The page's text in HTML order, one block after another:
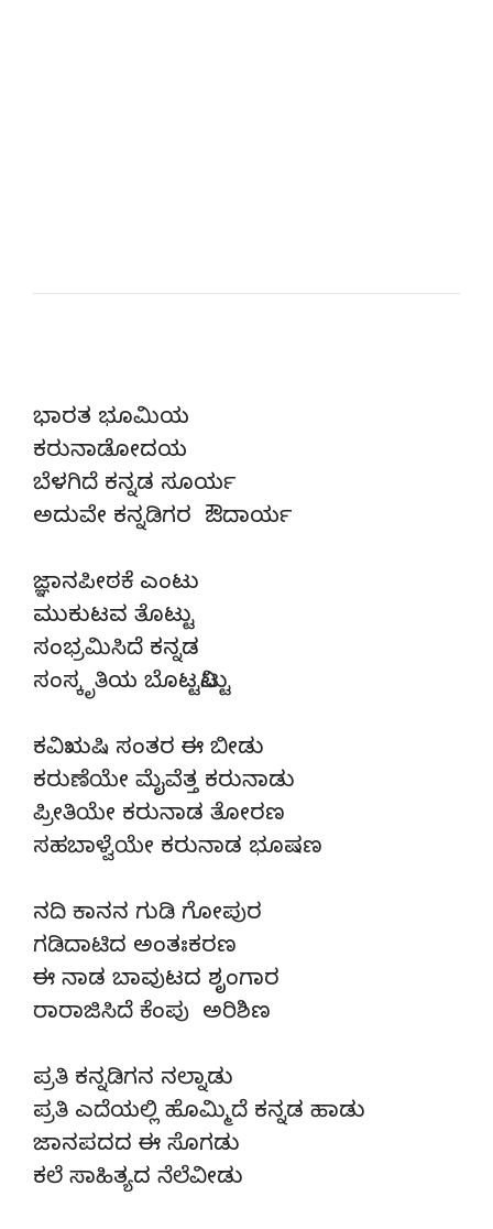
ಭಾರತ ಭೂಮಿಯ
ಕರುನಾಡೋದಯ
ಬೆಳಗಿದೆ ಕನ್ನಡ ಸೂರ್ಯ
ಅದುವೇ ಕನ್ನಡಿಗರ ಔದಾರ್ಯ
ಜ್ಞಾನಪೀಠಕೆ ಎಂಟು
ಮುಕುಟವ ತೊಟ್ಟು
ಸಂಭ್ರಮಿಸಿದೆ ಕನ್ನಡ
ಸಂಸ್ಕೃತಿಯ ಬೊಟ್ಟನಿಟ್ಟು
ಕವಿಋಷಿ ಸಂತರ ಈ ಬೀಡು
ಕರುಣೆಯೇ ಮೈವೆತ್ತ ಕರುನಾಡು
ಪ್ರೀತಿಯೇ ಕರುನಾಡ ತೋರಣ
ಸಹಬಾಳ್ವೆಯೇ ಕರುನಾಡ ಭೂಷಣ
ನದಿ ಕಾನನ ಗುಡಿ ಗೋಪುರ
ಗಡಿದಾಟಿದ ಅಂತಃಕರಣ
ಈ ನಾಡ ಬಾವುಟದ ಶೃಂಗಾರ
ರಾರಾಜಿಸಿದೆ ಕೆಂಪು ಅರಿಶಿಣ
ಪ್ರತಿ ಕನ್ನಡಿಗನ ನಲ್ನಾಡು
ಪ್ರತಿ ಎದೆಯಲ್ಲಿ ಹೊಮ್ಮಿದೆ ಕನ್ನಡ ಹಾಡು
ಜಾನಪದದ ಈ ಸೊಗಡು
ಕಲೆ ಸಾಹಿತ್ಯದ ನೆಲೆವೀಡು